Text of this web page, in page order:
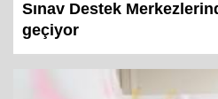
Sınav Destek
geçiyor